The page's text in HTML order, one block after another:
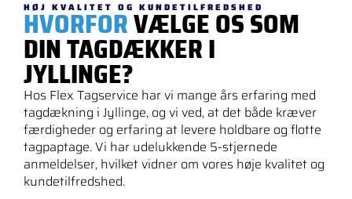
HØJ KVALITET OG KUNDETILFREDSHED
HVORFORVÆLGE OS SOM
DIN TAGDÆKKER I
JYLLINGE?
Hos Flex Tagservice har vi mange års erfaring med
tagdækning i Jyllinge, og vi ved, at det både kræver
færdigheder og erfaring at levere holdbare og flotte
tagpaptage. Vi har udelukkende 5-stjernede
anmeldelser, hvilket vidner om vores høje kvalitet og
kundetilfredshed.